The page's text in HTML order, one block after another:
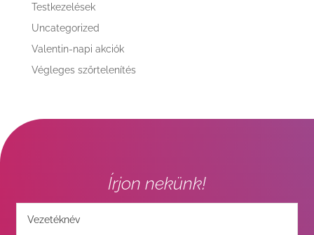
Testkezelések
Uncategorized
Valentin-napi akciók
Végleges szőrtelenítés
Írjon nekünk!